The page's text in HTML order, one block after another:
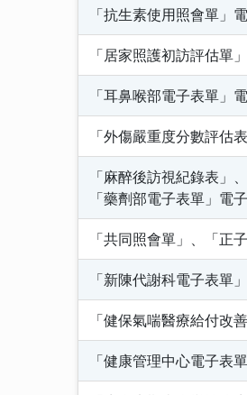
「抗生素使用照會單」
「居家照護初訪評估單
「耳鼻喉部電子表單」
「外傷嚴重度分數評估
「麻醉後訪視紀錄表」
「藥劑部電子表單」電
「共同照會單」、「正
「新陳代謝科電子表單
「健保氣喘醫療給付改
「健康管理中心電子表